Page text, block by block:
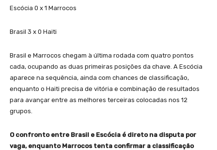
Escócia 0 x 1 Marrocos
Brasil 3 x 0 Haiti
Brasil e Marrocos chegam à última rodada com quatro pontos
cada, ocupando as duas primeiras posições da chave. A Escócia
aparece na sequência, ainda com chances de classificação,
enquanto o Haiti precisa de vitória e combinação de resultados
para avançar entre as melhores terceiras colocadas nos 12
grupos.
O confronto entre Brasil e Escócia é direto na disputa por
vaga, enquanto Marrocos tenta confirmar a classificação